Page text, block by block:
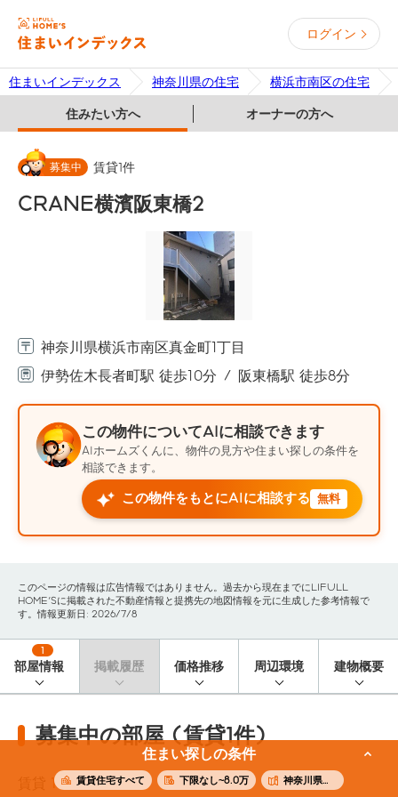
ログイン
住まいインデックス 神奈川県の住宅 横浜市南区の住宅
住みたい方へ オーナーの方へ
住まい探しの条件
賃貸住宅すべて 下限なし~8.0万 神奈川県横浜市南区
募集中 賃貸1件
CRANE横濱阪東橋2
神奈川県横浜市南区真金町1丁目
伊勢佐木長者町駅 徒歩10分
阪東橋駅 徒歩8分
この物件についてAIに相談できます
AIホームズくんに、物件の見方や住まい探しの条件を
相談できます。
この物件をもとにAIに相談する 無料
このページの情報は広告情報ではありません。過去から現在までにLIFULL
HOME'Sに掲載された不動産情報と提携先の地図情報を元に生成した参考情報で
す。情報更新日: 2026/7/8
部屋情報
1
掲載履歴 価格推移 周辺環境 建物概要
募集中の部屋 (賃貸1件)
1 件